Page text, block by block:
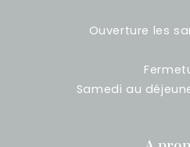
Ouverture les
Samedi au